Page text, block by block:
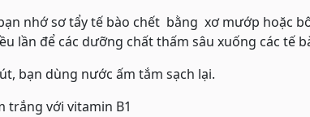
nhớ sơ tẩy tế bào chết bằng xơ mướp hoặc
lần để các dưỡng chất thấm sâu xuống các tế
bạn dùng nước ấm tắm sạch lại.
trắng với vitamin B1